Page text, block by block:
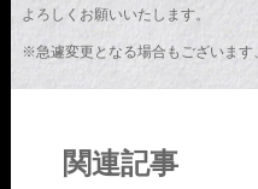
よろしくお願いいたします。
※急遽変更となる場合もございます
関連記事